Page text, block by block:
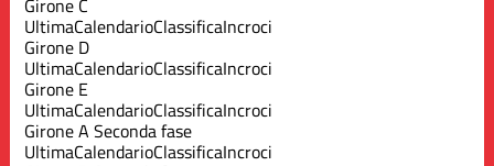
UltimaCalendarioClassificaIncroci
Girone D
UltimaCalendarioClassificaIncroci
Girone E
UltimaCalendarioClassificaIncroci
Girone A Seconda fase
UltimaCalendarioClassificaIncroci